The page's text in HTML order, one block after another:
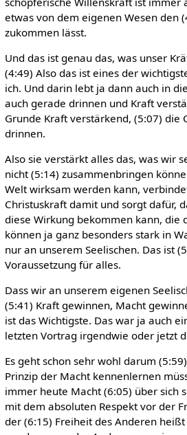
etwas von dem eigenen Wesen den
zukommen lässt.
Und das ist genau das, was unser
(4:49) Also das ist eines der
ich. Und darin lebt ja dann auch in
auch gerade drinnen und Kraft
Grunde Kraft verstärkend, (5:07) die
drinnen.
Also sie verstärkt alles das, was wir
nicht (5:14) zusammenbringen
Welt wirksam werden kann,
Christuskraft damit und sorgt dafür,
diese Wirkung bekommen kann, die
können ja ganz besonders stark in
nur an unserem Seelischen. Das ist
Voraussetzung für alles.
Dass wir an unserem eigenen
(5:41) Kraft gewinnen, Macht
ist das Wichtigste. Das war ja auch
letzten Vortrag irgendwie oder jetzt
Es geht schon sehr wohl darum
Prinzip der Macht kennenlernen
immer heute Macht (6:05) über sich
mit dem absoluten Respekt vor der
der (6:15) Freiheit des Anderen